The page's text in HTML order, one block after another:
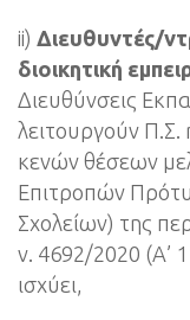
ii) Διευθυντές/
διοικητική
Διευθύνσεις
λειτουργούν
κενών θέσεων
Επιτροπών
Σχολείων) της
ν. 4692/2020 (Α’
ισχύει,